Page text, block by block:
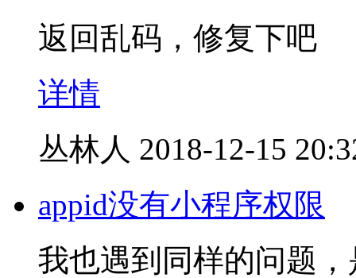
返回乱码，修复下吧
详情
丛林人 2018-12-15
appid没有小程序权限
我也遇到同样的问题